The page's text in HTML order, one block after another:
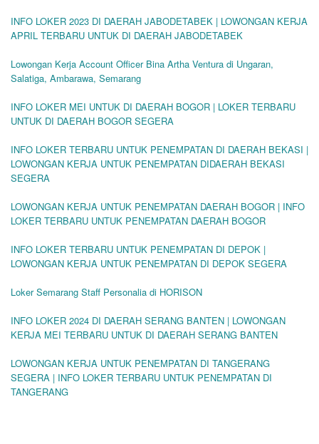
INFO LOKER 2023 DI DAERAH JABODETABEK | LOWONGAN KERJA
APRIL TERBARU UNTUK DI DAERAH JABODETABEK
Lowongan Kerja Account Officer Bina Artha Ventura di Ungaran,
Salatiga, Ambarawa, Semarang
INFO LOKER MEI UNTUK DI DAERAH BOGOR | LOKER TERBARU
UNTUK DI DAERAH BOGOR SEGERA
INFO LOKER TERBARU UNTUK PENEMPATAN DI DAERAH BEKASI |
LOWONGAN KERJA UNTUK PENEMPATAN DIDAERAH BEKASI
SEGERA
LOWONGAN KERJA UNTUK PENEMPATAN DAERAH BOGOR | INFO
LOKER TERBARU UNTUK PENEMPATAN DAERAH BOGOR
INFO LOKER TERBARU UNTUK PENEMPATAN DI DEPOK |
LOWONGAN KERJA UNTUK PENEMPATAN DI DEPOK SEGERA
Loker Semarang Staff Personalia di HORISON
INFO LOKER 2024 DI DAERAH SERANG BANTEN | LOWONGAN
KERJA MEI TERBARU UNTUK DI DAERAH SERANG BANTEN
LOWONGAN KERJA UNTUK PENEMPATAN DI TANGERANG
SEGERA | INFO LOKER TERBARU UNTUK PENEMPATAN DI
TANGERANG